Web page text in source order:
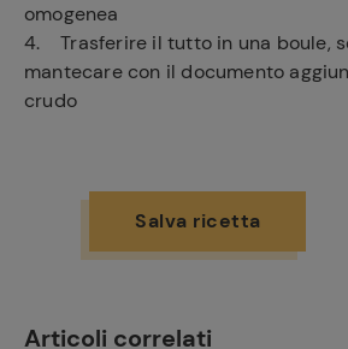
omogenea
4. Trasferire il tutto in una boule,
mantecare con il documento
crudo
Salva ricetta
Articoli correlati